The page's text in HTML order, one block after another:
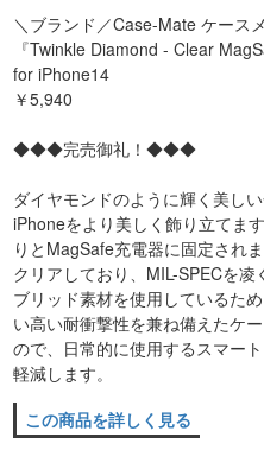
＼ブランド／Case-Mate ケース
『Twinkle Diamond - Clear
for iPhone14
￥5,940
◆◆◆完売御礼！◆◆◆
ダイヤモンドのように輝く美し
iPhoneをより美しく飾り立てま
りとMagSafe充電器に固定され
クリアしており、MIL-SPECを
ブリッド素材を使用しているた
い高い耐衝撃性を兼ね備えたケ
ので、日常的に使用するスマー
軽減します。
この商品を詳しく見る